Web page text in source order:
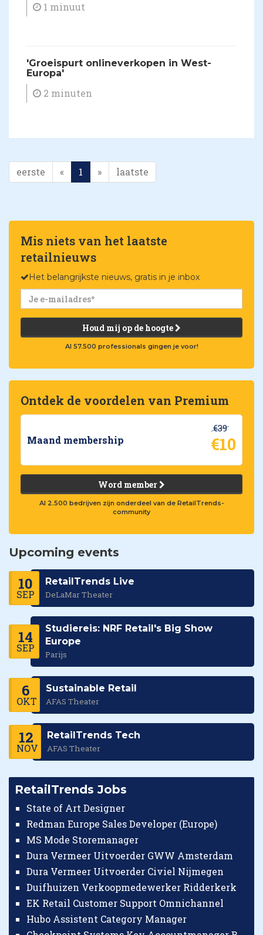
1 minuut
'Groeispurt onlineverkopen in West-
Europa'
2 minuten
eerste « 1 » laatste
Mis niets van het laatste
retailnieuws
Het belangrijkste nieuws, gratis in je inbox
Houd mij op de hoogte
Al 57.500 professionals gingen je voor!
Ontdek de voordelen van Premium
Maand membership
€39
€10
Word member
Al 2.500 bedrijven zijn onderdeel van de RetailTrends-
community
Upcoming events
10
SEP
RetailTrends Live
DeLaMar Theater
14
SEP
Studiereis: NRF Retail's Big Show
Europe
Parijs
6
OKT
Sustainable Retail
AFAS Theater
12
NOV
RetailTrends Tech
AFAS Theater
RetailTrends Jobs
State of Art Designer
Redman Europe Sales Developer (Europe)
MS Mode Storemanager
Dura Vermeer Uitvoerder GWW Amsterdam
Dura Vermeer Uitvoerder Civiel Nijmegen
Duifhuizen Verkoopmedewerker Ridderkerk
EK Retail Customer Support Omnichannel
Hubo Assistent Category Manager